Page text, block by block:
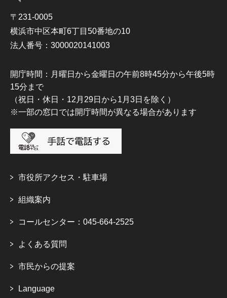
〒231-0005
横浜市中区本町6丁目50番地の10
法人番号：3000020141003
開庁時間：月曜日から金曜日の午前8時45分から午後5時
15分まで
（祝日・休日・12月29日から1月3日を除く）
※一部の窓口では開庁時間が異なる場合があります
市役所アクセス・駐車場
組織案内
コールセンター：045-664-2525
よくある質問
市民からの提案
Language